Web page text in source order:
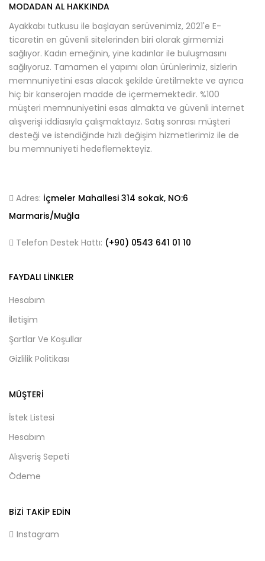
MODADAN AL HAKKINDA
Ayakkabı tutkusu ile başlayan serüvenimiz, 2021'e E-
ticaretin en güvenli sitelerinden biri olarak girmemizi
sağlıyor. Kadın emeğinin, yine kadınlar ile buluşmasını
sağlıyoruz. Tamamen el yapımı olan ürünlerimiz, sizlerin
memnuniyetini esas alacak şekilde üretilmekte ve ayrıca
hiç bir kanserojen madde de içermemektedir. %100
müşteri memnuniyetini esas almakta ve güvenli internet
alışverişi iddiasıyla çalışmaktayız. Satış sonrası müşteri
desteği ve istendiğinde hızlı değişim hizmetlerimiz ile de
bu memnuniyeti hedeflemekteyiz.
Adres: İçmeler Mahallesi 314 sokak, NO:6
Marmaris/Muğla
Telefon Destek Hattı: (+90) 0543 641 01 10
FAYDALI LINKLER
Hesabım
İletişim
Şartlar Ve Koşullar
Gizlilik Politikası
MÜŞTERI
İstek Listesi
Hesabım
Alışveriş Sepeti
Ödeme
BIZI TAKIP EDIN
Instagram